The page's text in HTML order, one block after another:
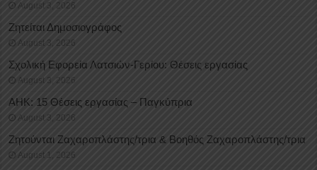
August 3, 2026
Ζητείται Δημοσιογράφος
August 3, 2026
Σχολική Εφορεία Λατσιών-Γερίου: Θέσεις εργασίας
August 3, 2026
ΑΗΚ: 15 Θέσεις εργασίας – Παγκύπρια
August 3, 2026
Ζητούνται Ζαχαροπλάστης/τρια & Βοηθός Ζαχαροπλάστης/τρια
August 1, 2026